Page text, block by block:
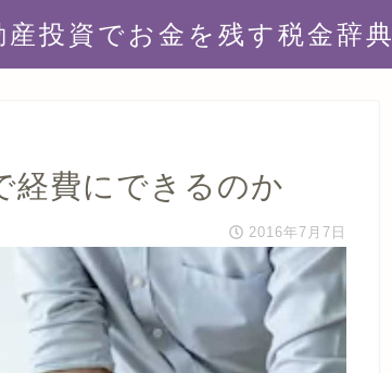
産投資でお金を残す税金辞典
経費にできるのか
2016年7月7日